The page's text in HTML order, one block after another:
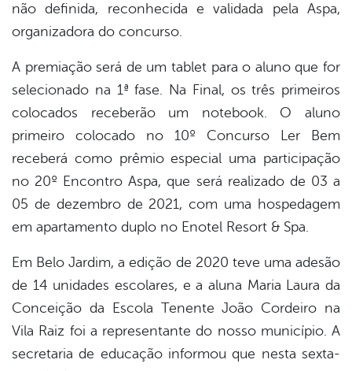
não definida, reconhecida e validada pela Aspa,
organizadora do concurso.
A premiação será de um tablet para o aluno que for
selecionado na 1ª fase. Na Final, os três primeiros
colocados receberão um notebook. O aluno
primeiro colocado no 10º Concurso Ler Bem
receberá como prêmio especial uma participação
no 20º Encontro Aspa, que será realizado de 03 a
05 de dezembro de 2021, com uma hospedagem
em apartamento duplo no Enotel Resort & Spa.
Em Belo Jardim, a edição de 2020 teve uma adesão
de 14 unidades escolares, e a aluna Maria Laura da
Conceição da Escola Tenente João Cordeiro na
Vila Raiz foi a representante do nosso município. A
secretaria de educação informou que nesta sexta-